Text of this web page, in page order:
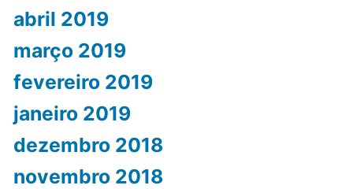
abril 2019
março 2019
fevereiro 2019
janeiro 2019
dezembro 2018
novembro 2018